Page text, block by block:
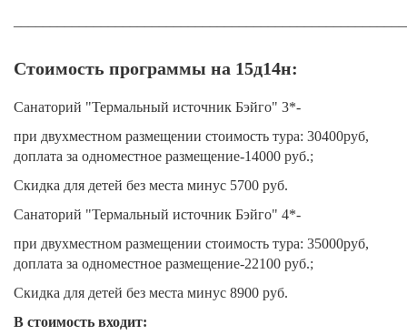
Стоимость программы на 15д14н:
Санаторий "Термальный источник Бэйго" 3*-
при двухместном размещении стоимость тура: 30400руб,
доплата за одноместное размещение-14000 руб.;
Скидка для детей без места минус 5700 руб.
Санаторий "Термальный источник Бэйго" 4*-
при двухместном размещении стоимость тура: 35000руб,
доплата за одноместное размещение-22100 руб.;
Скидка для детей без места минус 8900 руб.
В стоимость входит: